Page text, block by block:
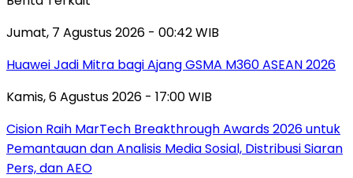
Jumat, 7 Agustus 2026 - 00:42 WIB
Huawei Jadi Mitra bagi Ajang GSMA M360 ASEAN 2026
Kamis, 6 Agustus 2026 - 17:00 WIB
Cision Raih MarTech Breakthrough Awards 2026 untuk
Pemantauan dan Analisis Media Sosial, Distribusi Siaran
Pers, dan AEO